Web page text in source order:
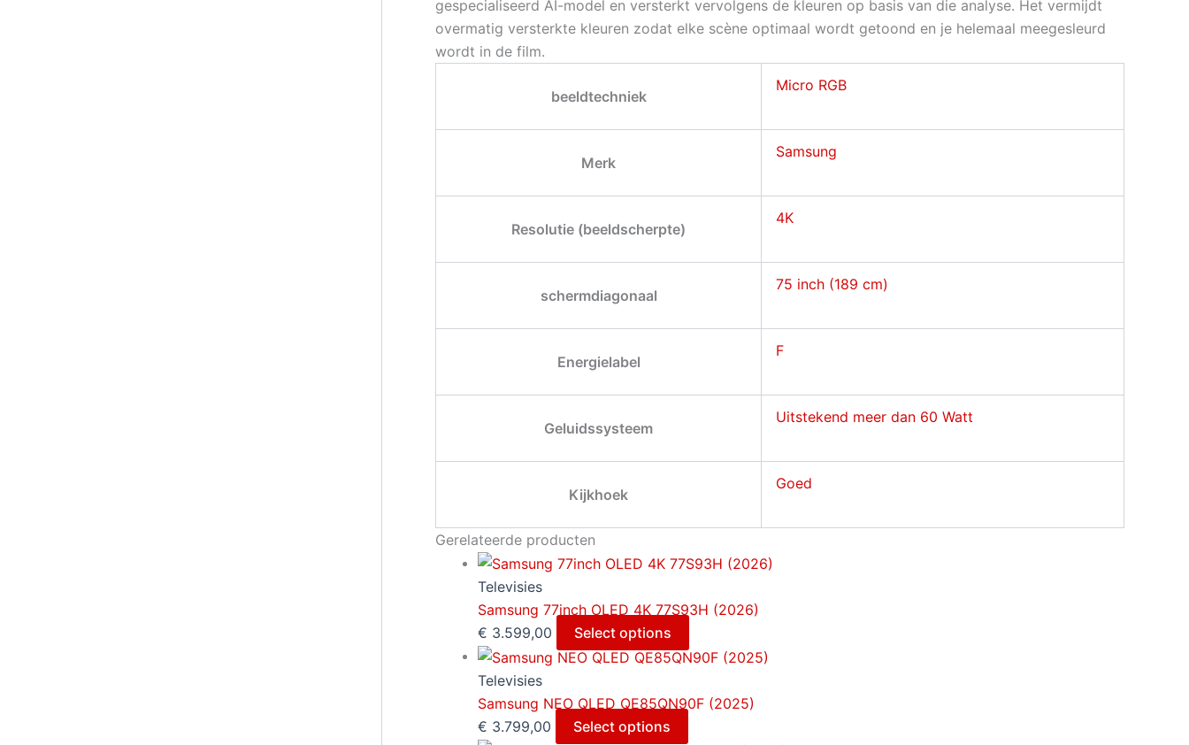
gespecialiseerd AI-model en versterkt vervolgens de kleuren op basis van die analyse. Het vermijdt
overmatig versterkte kleuren zodat elke scène optimaal wordt getoond en je helemaal meegesleurd
wordt in de film.
beeldtechniek
Micro RGB
Merk
Samsung
Resolutie (beeldscherpte)
4K
schermdiagonaal
75 inch (189 cm)
Energielabel
F
Geluidssysteem
Uitstekend meer dan 60 Watt
Kijkhoek
Goed
Gerelateerde producten
Televisies
Samsung 77inch OLED 4K 77S93H (2026)
€ 3.599,00 Select options
Televisies
Samsung NEO QLED QE85QN90F (2025)
€ 3.799,00 Select options